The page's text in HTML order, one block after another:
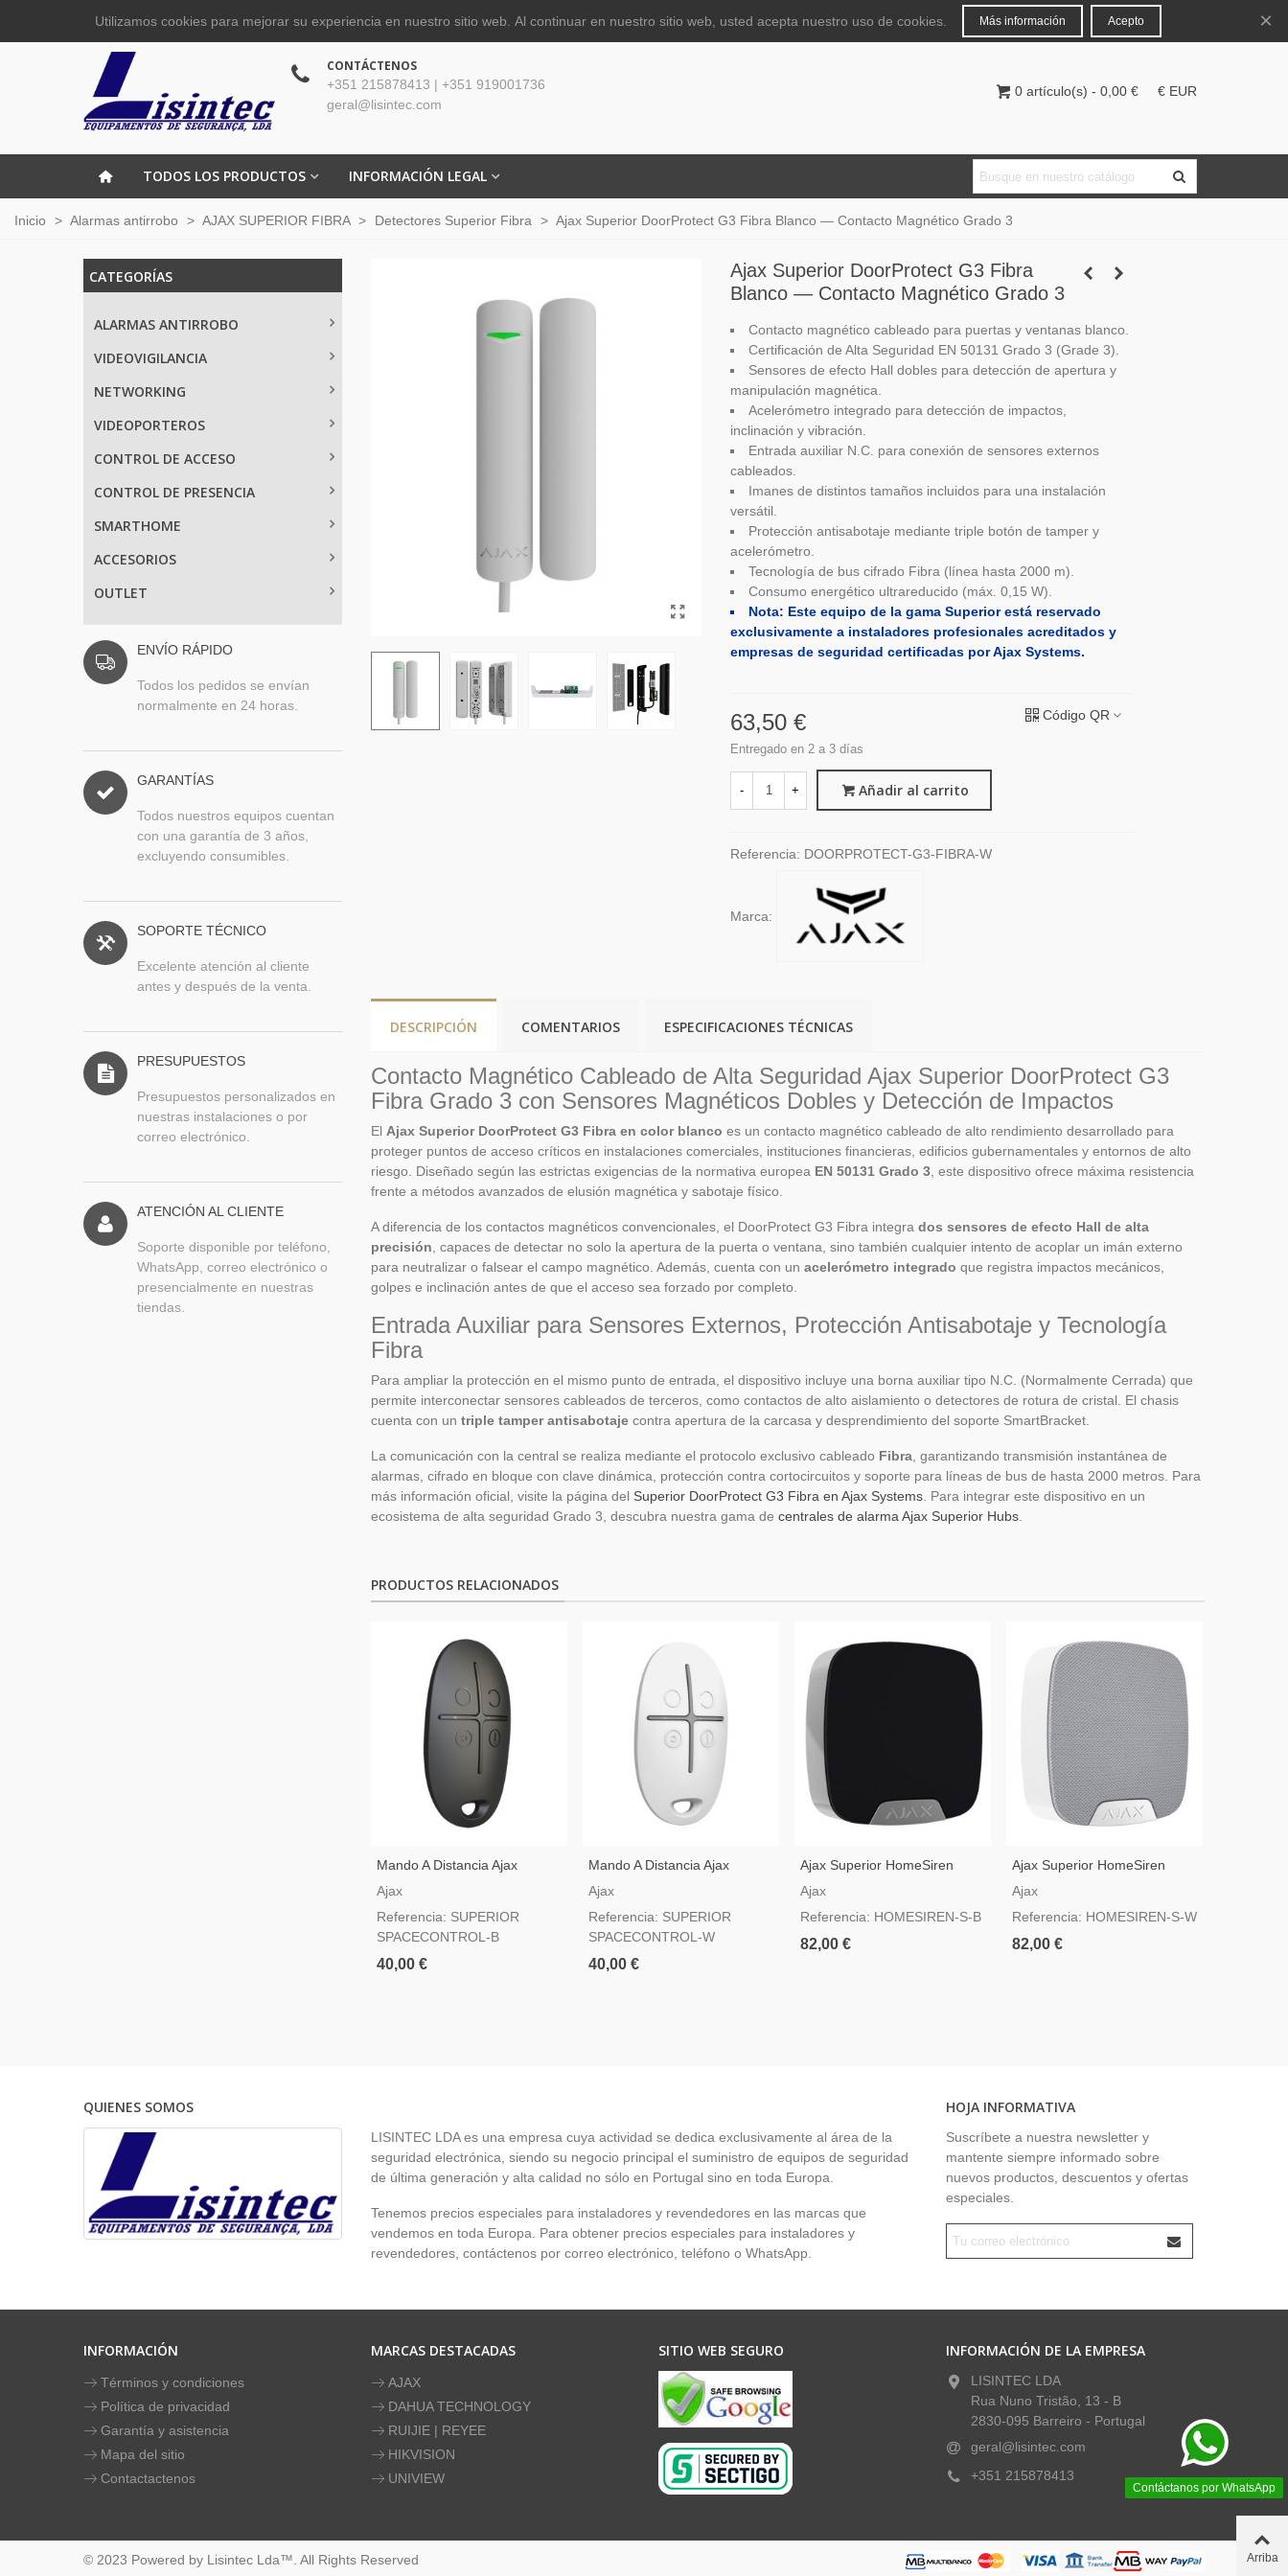
Español Iniciar sesión
CONTÁCTENOS
+351 215878413 | +351 919001736
geral@lisintec.com
0 artículo(s) - 0,00 € € EUR
TODOS LOS PRODUCTOS INFORMACIÓN LEGAL
Inicio > Alarmas antirrobo > AJAX SUPERIOR FIBRA > Detectores Superior Fibra > Ajax Superior DoorProtect G3 Fibra Blanco — Contacto Magnético Grado 3
CATEGORÍAS
ALARMAS ANTIRROBO
VIDEOVIGILANCIA
NETWORKING
VIDEOPORTEROS
CONTROL DE ACCESO
CONTROL DE PRESENCIA
SMARTHOME
ACCESORIOS
OUTLET
ENVÍO RÁPIDO
Todos los pedidos se envían
normalmente en 24 horas.
GARANTÍAS
Todos nuestros equipos cuentan
con una garantía de 3 años,
excluyendo consumibles.
SOPORTE TÉCNICO
Excelente atención al cliente
antes y después de la venta.
PRESUPUESTOS
Presupuestos personalizados en
nuestras instalaciones o por
correo electrónico.
ATENCIÓN AL CLIENTE
Soporte disponible por teléfono,
WhatsApp, correo electrónico o
presencialmente en nuestras
tiendas.
Ajax Superior DoorProtect G3 Fibra
Blanco — Contacto Magnético Grado 3
Contacto magnético cableado para puertas y ventanas blanco.
Certificación de Alta Seguridad EN 50131 Grado 3 (Grade 3).
Sensores de efecto Hall dobles para detección de apertura y
manipulación magnética.
Acelerómetro integrado para detección de impactos,
inclinación y vibración.
Entrada auxiliar N.C. para conexión de sensores externos
cableados.
Imanes de distintos tamaños incluidos para una instalación
versátil.
Protección antisabotaje mediante triple botón de tamper y
acelerómetro.
Tecnología de bus cifrado Fibra (línea hasta 2000 m).
Consumo energético ultrareducido (máx. 0,15 W).
Nota: Este equipo de la gama Superior está reservado
exclusivamente a instaladores profesionales acreditados y
empresas de seguridad certificadas por Ajax Systems.
63,50 €
Entregado en 2 a 3 días
Código QR
- + Añadir al carrito
Referencia: DOORPROTECT-G3-FIBRA-W
Marca:
DESCRIPCIÓN COMENTARIOS ESPECIFICACIONES TÉCNICAS
Contacto Magnético Cableado de Alta Seguridad Ajax Superior DoorProtect G3
Fibra Grado 3 con Sensores Magnéticos Dobles y Detección de Impactos
El Ajax Superior DoorProtect G3 Fibra en color blanco es un contacto magnético cableado de alto rendimiento desarrollado para
proteger puntos de acceso críticos en instalaciones comerciales, instituciones financieras, edificios gubernamentales y entornos de alto
riesgo. Diseñado según las estrictas exigencias de la normativa europea EN 50131 Grado 3 , este dispositivo ofrece máxima resistencia
frente a métodos avanzados de elusión magnética y sabotaje físico.
A diferencia de los contactos magnéticos convencionales, el DoorProtect G3 Fibra integra dos sensores de efecto Hall de alta
precisión , capaces de detectar no solo la apertura de la puerta o ventana, sino también cualquier intento de acoplar un imán externo
para neutralizar o falsear el campo magnético. Además, cuenta con un acelerómetro integrado que registra impactos mecánicos,
golpes e inclinación antes de que el acceso sea forzado por completo.
Entrada Auxiliar para Sensores Externos, Protección Antisabotaje y Tecnología
Fibra
Para ampliar la protección en el mismo punto de entrada, el dispositivo incluye una borna auxiliar tipo N.C. (Normalmente Cerrada) que
permite interconectar sensores cableados de terceros, como contactos de alto aislamiento o detectores de rotura de cristal. El chasis
cuenta con un triple tamper antisabotaje contra apertura de la carcasa y desprendimiento del soporte SmartBracket.
La comunicación con la central se realiza mediante el protocolo exclusivo cableado Fibra , garantizando transmisión instantánea de
alarmas, cifrado en bloque con clave dinámica, protección contra cortocircuitos y soporte para líneas de bus de hasta 2000 metros. Para
más información oficial, visite la página del Superior DoorProtect G3 Fibra en Ajax Systems . Para integrar este dispositivo en un
ecosistema de alta seguridad Grado 3, descubra nuestra gama de centrales de alarma Ajax Superior Hubs
PRODUCTOS RELACIONADOS
Mando A Distancia Ajax
Superior SpaceControl
Pánico Grado 2
Ajax
Referencia: SUPERIOR
SPACECONTROL-B
40,00 €
Mando A Distancia Ajax
Superior SpaceControl
Pánico Grado 2
Ajax
Referencia: SUPERIOR
SPACECONTROL-W
40,00 €
Ajax Superior HomeSiren
Jeweller Negro — Sirena De
Ajax
Referencia: HOMESIREN-S-B
82,00 €
Ajax Superior HomeSiren
Jeweller Blanco — Sirena De
Ajax
Referencia: HOMESIREN-S-W
82,00 €
QUIENES SOMOS
LISINTEC LDA es una empresa cuya actividad se dedica exclusivamente al área de la
seguridad electrónica, siendo su negocio principal el suministro de equipos de seguridad
de última generación y alta calidad no sólo en Portugal sino en toda Europa.
Tenemos precios especiales para instaladores y revendedores en las marcas que
vendemos en toda Europa. Para obtener precios especiales para instaladores y
revendedores, contáctenos por correo electrónico, teléfono o WhatsApp.
HOJA INFORMATIVA
Suscríbete a nuestra newsletter y
mantente siempre informado sobre
nuevos productos, descuentos y ofertas
especiales.
Contáctanos por WhatsApp
INFORMACIÓN
Términos y condiciones
Política de privacidad
Garantía y asistencia
Mapa del sitio
Contactactenos
MARCAS DESTACADAS
AJAX
DAHUA TECHNOLOGY
RUIJIE | REYEE
HIKVISION
UNIVIEW
SITIO WEB SEGURO INFORMACIÓN DE LA EMPRESA
LISINTEC LDA
Rua Nuno Tristão, 13 - B
2830-095 Barreiro - Portugal
geral@lisintec.com
+351 215878413
© 2023 Powered by Lisintec Lda™. All Rights Reserved Arriba
Utilizamos cookies para mejorar su experiencia en nuestro sitio web. Al continuar en nuestro sitio web, usted acepta nuestro uso de cookies. Más información Acepto ×